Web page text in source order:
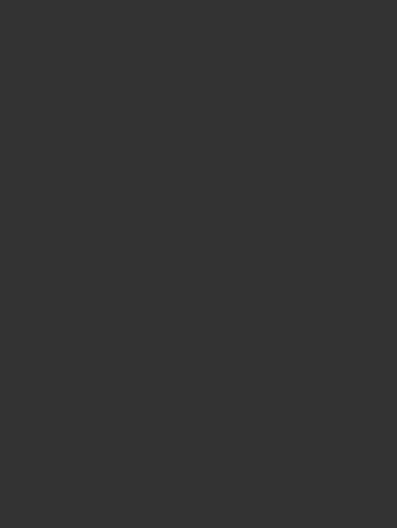
betegeink ellátásának javításában, a megfelelő szakmai
(Dr. Zöllei Magdolna)
szakmai elkötelezettségét számos jelentős
Társaság, majd a Magyar Geriátriai Társaság munkájában
ben új feladatba vágott. Mintegy 30 vezető klinikus-oktatót
klinikai megközelítési rendszert is bemutató
sikeresnek bizonyult, hiszen 2005 eleje már a
gyógyító orvost szakmailag hatékonyan felkészítő és
László professzor bírálatának indító mondata is: „Végre
a Semmelweis Kiadó gondozásában ismét egy
társadalmunk egyik igen fontos kihívása a jelenben és
könyvet mind egyetemünk felsőéves hallgatóinak, mind